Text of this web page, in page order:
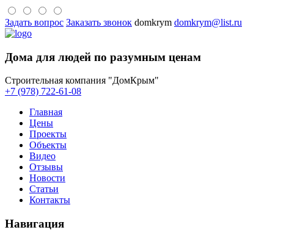
Задать вопрос Заказать звонок domkrym domkrym@list.ru
Дома для людей по разумным ценам
Строительная компания "ДомКрым"
+7 (978) 722-61-08
Главная
Цены
Проекты
Объекты
Видео
Отзывы
Новости
Статьи
Контакты
Навигация